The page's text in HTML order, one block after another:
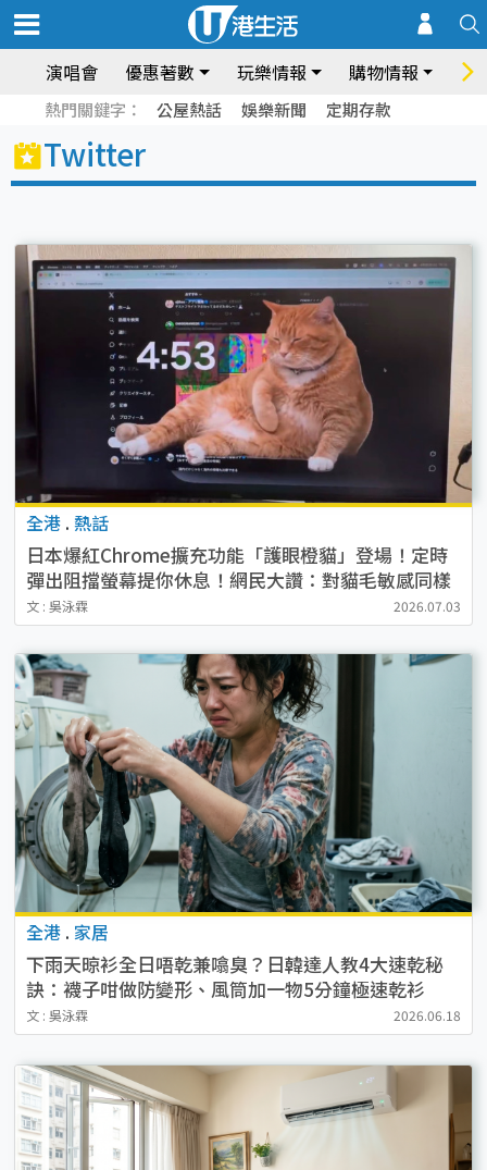
演唱會 優惠著數 玩樂情報 購物情報 飲
熱門關鍵字： 公屋熱話 娛樂新聞 定期存款
Twitter
全港 . 熱話
日本爆紅Chrome擴充功能「護眼橙貓」登場！定時
彈出阻擋螢幕提你休息！網民大讚：對貓毛敏感同樣
體驗到被貓咪親近
文 : 吳泳霖 2026.07.03
全港 . 家居
下雨天晾衫全日唔乾兼噏臭？日韓達人教4大速乾秘
訣：襪子咁做防變形、風筒加一物5分鐘極速乾衫
文 : 吳泳霖 2026.06.18